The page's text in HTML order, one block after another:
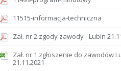
11515-informacja-techniczna
Zał. nr 2 zgody zawody - Lubin
Zał. nr 1 zgłoszenie do zawodów
21.11.2021